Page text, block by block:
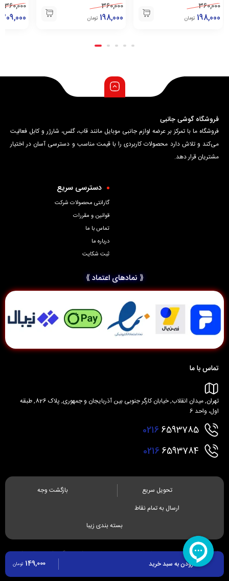
Redmi Note 10 ProMax/
Poco F4
360,000
198,000
Galaxy S23 FE/ A54360,000
209,000
افزودن به سبد خرید 149,000 تومان
فروشگاه گوشی جانبی
فروشگاه ما با تمرکز بر عرضه لوازم جانبی موبایل مانند قاب، گلس، شارژر و کابل فعالیت
می‌کند و تلاش دارد محصولات کاربردی را با قیمت مناسب و دسترسی آسان در اختیار
مشتریان قرار دهد.
دسترسی سریع
گارانتی محصولات شرکت
قوانین و مقررات
تماس با ما
درباره ما
ثبت شکایت
⟪ نمادهای اعتماد ⟫
تماس با ما
تهران, میدان انقلاب, خیابان کارگر جنوبی بین آذربایجان و جمهوری, پلاک 826, طبقه
اول، واحد 6
02166593785
02166593784
تحویل سریع
بازگشت وجه
ارسال به تمام نقاط
بسته بندی زیبا
کلیه حقوق مادی و معنوی برای این سایت محفوظ می باشد و هرگونه کپی برداری شامل